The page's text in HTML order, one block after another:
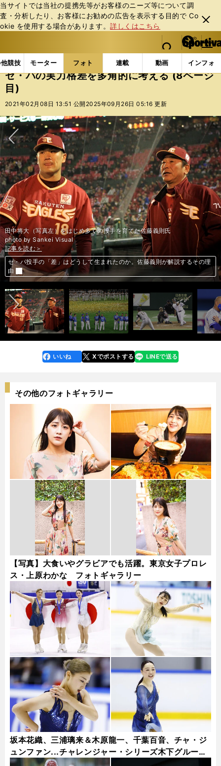
当サイトでは当社の提携先等がお客様のニーズ等について調
査・分析したり、お客様にお勧めの広告を表⽰する⽬的で Co
okie を使⽤する場合があります。詳しくはこちら
閉じ
る
web Sportiva (webスポルティーバ)
検索
マイペ
ー
ジ
メニュ
競技 モーター フォト 連載 動画 インフォ
b
ス
ポ
ル
ー
バ
フォトギャラリー セ・パの実力格差を多角的に考える
セ・パの実力格差を多角的に考える (8ページ
目)
2021年02月08日 13:51 公開 2025年09月26日 05:16 更新
次へ
記事を読む＞
第１回 江本孟紀がセの弱体化に物申す。「ソフトバンクのコーチ人事を学
べ」
記事を読む＞
第２回 ダルビッシュも指摘したセ・パのフィジカル差。巨人の罰走に意味
ある？
記事を読む＞
第３回「DH制は特効薬にはなりえない」。五十嵐亮太が実感したセ・パ
の差
記事を読む＞
第４回 五十嵐亮太が語るソフトバンクのすごさ。年俸が相手に与えるダメ
ージとは？
記事を読む＞
第５回 廣岡達朗がセ・パ格差議論に苦言「見誤ると本質が見えてこなくな
る」
記事を読む＞
第６回 廣岡達朗が巨人とソフトバンクの差を熱弁「誰がチームの中心なの
か」
記事を読む＞
第７回 パ・リーグDH誕生秘話。それは世界一の代打男の執念と技術から
始まった
田中将大（写真左）をはじめ多くの投手を育てた佐藤義則氏
photo by Sankei Visual
記事を読む＞
セ・パ投手の「差」はどうして生まれたのか。佐藤義則が解説するその理
由
記事を読む＞
「セよりパのほうが100％レベルが高い」元DeNA監督のラミレスが断言
する理由
記事を読む＞
「ペース配分をするな」ラミレスが選手、監督として実践した「対パ」対
策
記事を読む＞
ラミレスは断言「セ・リーグにDH制は必要ない」。ならば格差をどう埋
める？
記事を読む＞
DH制はリリーフ陣の負担を軽減⁉︎ブルペンマネジメントに見るセ・パの差
記事を読む＞
オリックスが「球界初」の攻めた姿勢。なぜ「素人」メンタルコーチを導
入？
記事を読む＞
イチローの出現がセ・パの格差を生んだ…。レジェンド３人が語る証言
記事を読む＞
「パ・リーグだから」の理由で客は来ず。そこから始まった集客大作戦
記事を読む＞
「頭を下げる」常識からの改革。ダイエーとオリックスがパのビジネスを
変えた
前へ
faceboo
k
いいね Xでポストする
line LINEで送る
その他のフォトギャラリー
【写真】大食いやグラビアでも活躍。東京女子プロレ
ス・上原わかな フォトギャラリー
坂本花織、三浦璃来＆木原龍一、千葉百音、チャ・ジ
ュンファン...チャレンジャー・シリーズ木下グループ
杯フォトギャラリー